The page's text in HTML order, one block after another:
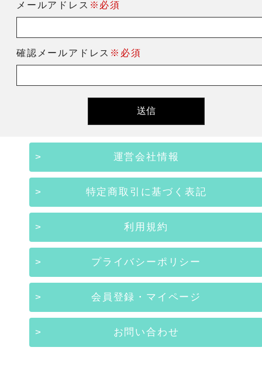
メールアドレス ※必須
確認メールアドレス ※必須
運営会社情報
特定商取引に基づく表記
利用規約
プライバシーポリシー
会員登録・マイページ
お問い合わせ